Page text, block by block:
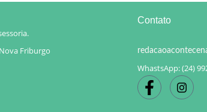
Friburgo
Contato
WhastsApp: (24)